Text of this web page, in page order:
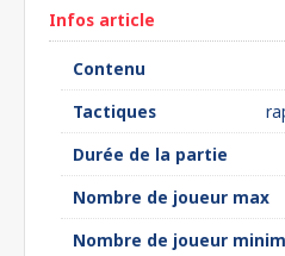
Infos article
Contenu
Tactiques
Durée de la partie
Nombre de joueur max
Nombre de joueur